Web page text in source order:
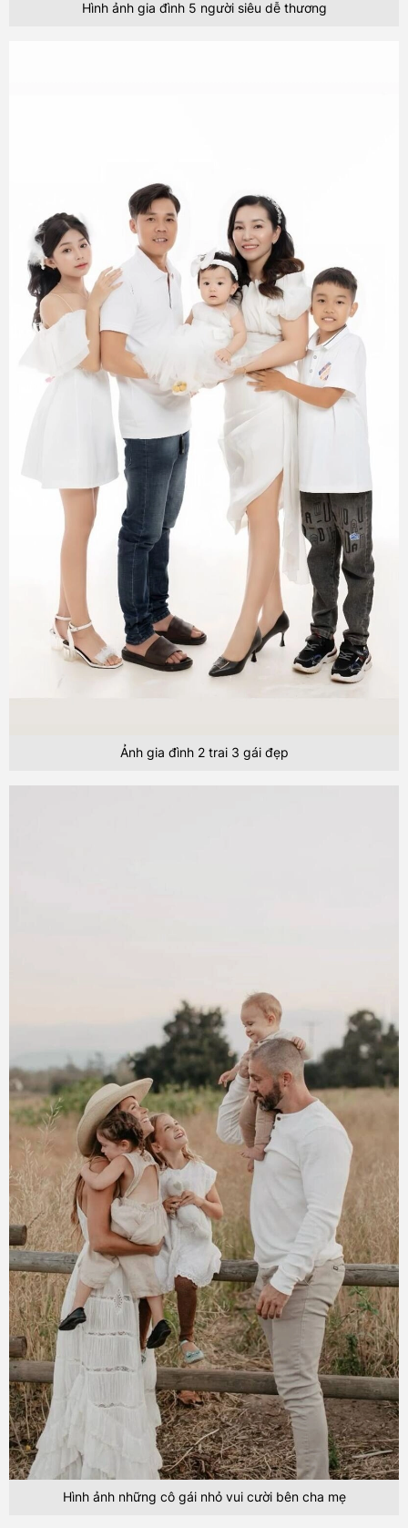
Hình ảnh gia đình 5 người siêu dễ thương
Ảnh gia đình 2 trai 3 gái đẹp
Hình ảnh những cô gái nhỏ vui cười bên cha mẹ